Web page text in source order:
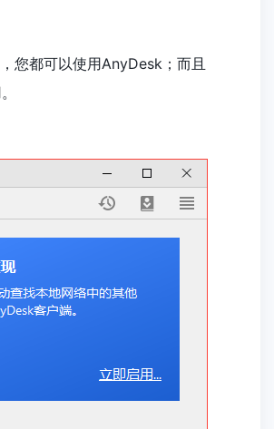
您都可以使用AnyDesk；而且